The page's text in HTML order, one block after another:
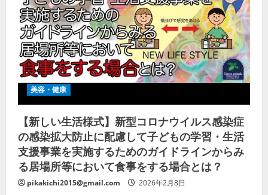
美容・健康
【新しい生活様式】新型コロナウイルス感染症
の感染拡大防止に配慮して子どもの学習・生活
支援事業を実施するためのガイドラインからみ
る居場所等において食事をする場合とは？
pikakichi2015@gmail.com 2026年2月8日